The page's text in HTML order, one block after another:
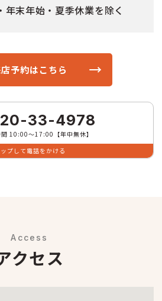
末年始・夏季休業を除く
予約はこちら
33-4978
間 10:00〜17:00【年中無休】
プして電話をかける
Access
クセス